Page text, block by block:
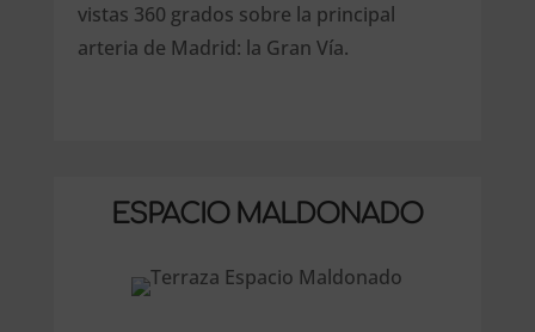
vistas 360 grados sobre la principal
arteria de Madrid: la Gran Vía.
ESPACIO MALDONADO